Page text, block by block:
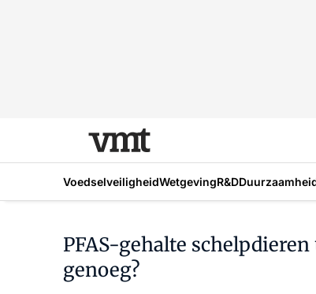
VoedselveiligheidWetgevingR&D
PFAS-gehalte
genoeg?